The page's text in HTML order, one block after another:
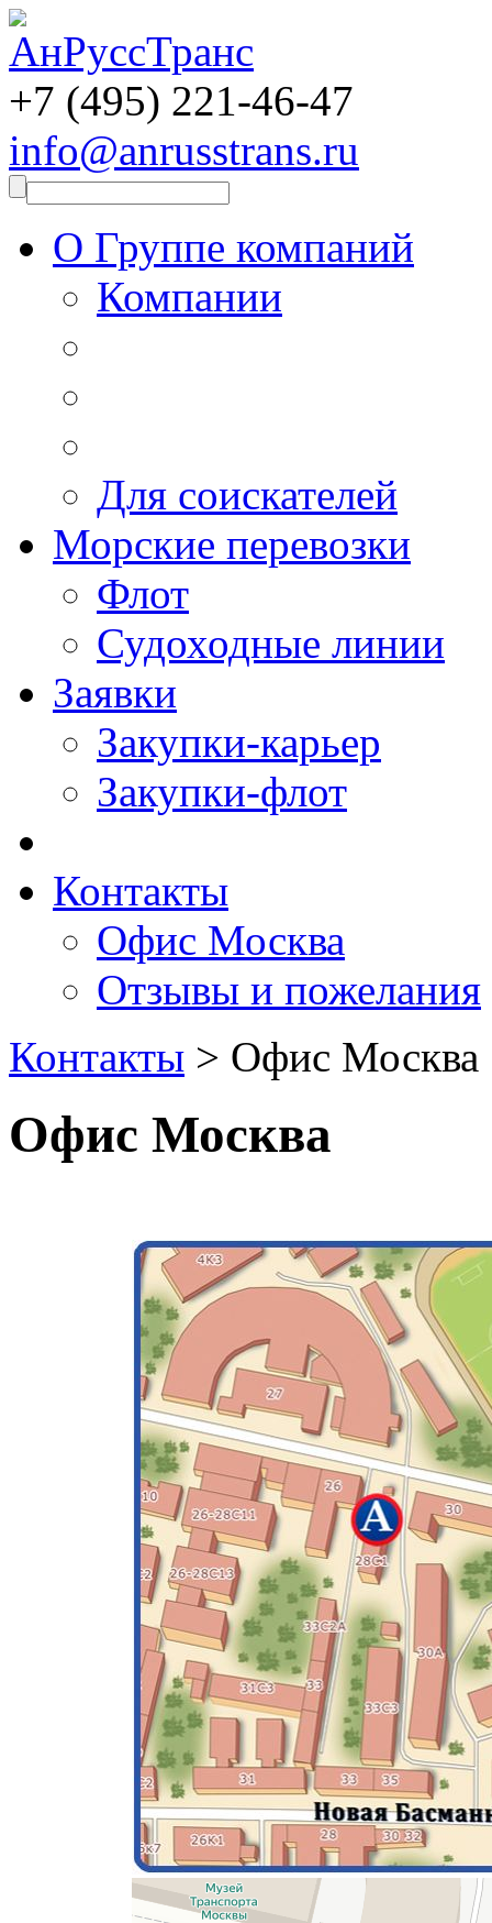
+7 (495) 221-46-47
info@anrusstrans.ru
О Группе компаний
Компании
Для соискателей
Морские перевозки
Флот
Судоходные линии
Заявки
Закупки-карьер
Закупки-флот
Контакты
Офис Москва
Отзывы и пожелания
Контакты > Офис Москва
Офис Москва